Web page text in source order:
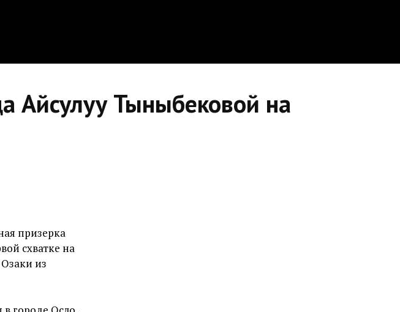
Айсулуу Тыныбековой на
призерка
схватке на
из